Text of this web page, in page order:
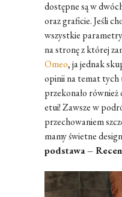
dostępne są w
oraz graficie. Jeśli
wszystkie
na stronę z której
Omeo, ja jednak
opinii na temat tych
przekonało
etui! Zawsze w
przechowaniem
mamy świetne
podstawa –